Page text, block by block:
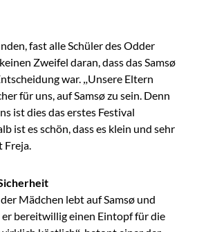
fast alle Schüler des Odder
Zweifel daran, dass das Samsø
war. „Unsere Eltern
für uns, auf Samsø zu sein. Denn
ist dies das erstes Festival
ist es schön, dass es klein und sehr
Mädchen lebt auf Samsø und
bereitwillig einen Eintopf für die